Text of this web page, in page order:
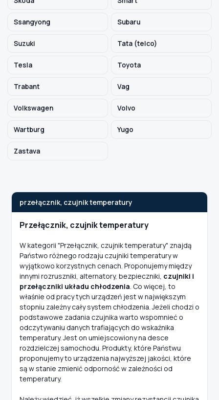
Ssangyong Subaru
Suzuki Tata (telco)
Tesla Toyota
Trabant Vag
Volkswagen Volvo
Wartburg Yugo
Zastava
przełącznik, czujnik temperatury
Przełącznik, czujnik temperatury
W kategorii "Przełącznik, czujnik temperatury" znajdą
Państwo różnego rodzaju czujniki temperatury w
wyjątkowo korzystnych cenach. Proponujemy między
innymi rozruszniki, alternatory, bezpieczniki, czujniki i
przełączniki układu chłodzenia. Co więcej, to
właśnie od pracy tych urządzeń jest w największym
stopniu zależny cały system chłodzenia. Jeżeli chodzi o
podstawowe zadania czujnika warto wspomnieć o
odczytywaniu danych trafiających do wskaźnika
temperatury. Jest on umiejscowiony na desce
rozdzielczej samochodu. Produkty, które Państwu
proponujemy to urządzenia najwyższej jakości, które
są w stanie zmienić odporność w zależności od
temperatury.